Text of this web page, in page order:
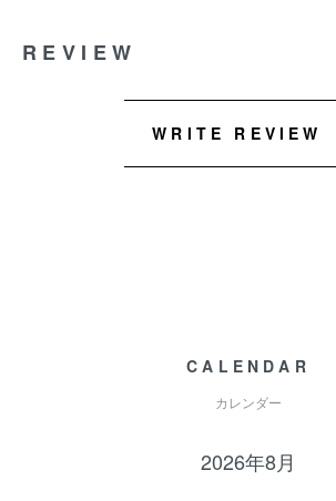
REVIEW
WRITE REVIEW
CALENDAR
カレンダー
2026年8月